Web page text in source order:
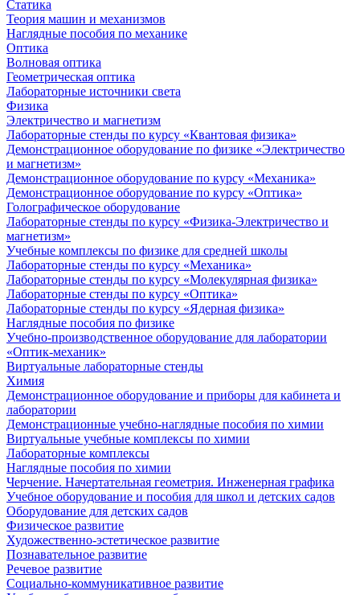
Статика
Теория машин и механизмов
Наглядные пособия по механике
Оптика
Волновая оптика
Геометрическая оптика
Лабораторные источники света
Физика
Электричество и магнетизм
Лабораторные стенды по курсу «Квантовая физика»
Демонстрационное оборудование по физике «Электричество
и магнетизм»
Демонстрационное оборудование по курсу «Механика»
Демонстрационное оборудование по курсу «Оптика»
Голографическое оборудование
Лабораторные стенды по курсу «Физика-Электричество и
магнетизм»
Учебные комплексы по физике для средней школы
Лабораторные стенды по курсу «Механика»
Лабораторные стенды по курсу «Молекулярная физика»
Лабораторные стенды по курсу «Оптика»
Лабораторные стенды по курсу «Ядерная физика»
Наглядные пособия по физике
Учебно-производственное оборудование для лаборатории
«Оптик-механик»
Виртуальные лабораторные стенды
Химия
Демонстрационное оборудование и приборы для кабинета и
лаборатории
Демонстрационные учебно-наглядные пособия по химии
Виртуальные учебные комплексы по химии
Лабораторные комплексы
Наглядные пособия по химии
Черчение. Начертательная геометрия. Инженерная графика
Учебное оборудование и пособия для школ и детских садов
Оборудование для детских садов
Физическое развитие
Художественно-эстетическое развитие
Познавательное развитие
Речевое развитие
Социально-коммуникативное развитие